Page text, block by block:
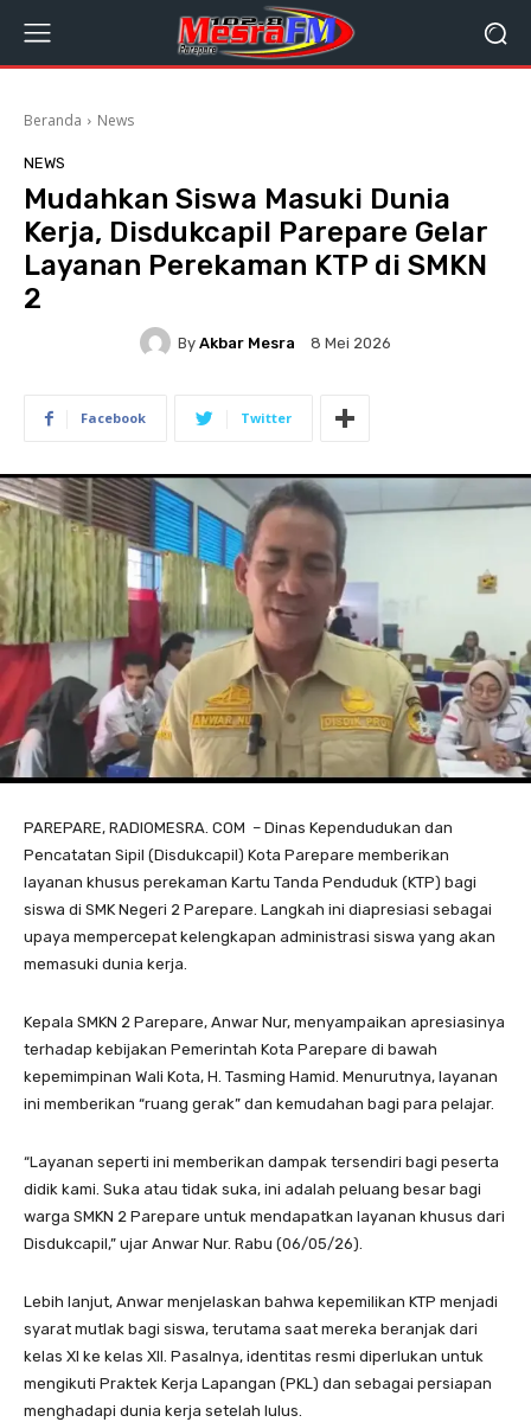
Beranda News
NEWS
Mudahkan Siswa Masuki Dunia
Kerja, Disdukcapil Parepare Gelar
Layanan Perekaman KTP di SMKN
2
By Akbar Mesra 8 Mei 2026
Facebook Twitter
PAREPARE, RADIOMESRA. COM – Dinas Kependudukan dan
Pencatatan Sipil (Disdukcapil) Kota Parepare memberikan
layanan khusus perekaman Kartu Tanda Penduduk (KTP) bagi
siswa di SMK Negeri 2 Parepare. Langkah ini diapresiasi sebagai
upaya mempercepat kelengkapan administrasi siswa yang akan
memasuki dunia kerja.
Kepala SMKN 2 Parepare, Anwar Nur, menyampaikan apresiasinya
terhadap kebijakan Pemerintah Kota Parepare di bawah
kepemimpinan Wali Kota, H. Tasming Hamid. Menurutnya, layanan
ini memberikan “ruang gerak” dan kemudahan bagi para pelajar.
“Layanan seperti ini memberikan dampak tersendiri bagi peserta
didik kami. Suka atau tidak suka, ini adalah peluang besar bagi
warga SMKN 2 Parepare untuk mendapatkan layanan khusus dari
Disdukcapil,” ujar Anwar Nur. Rabu (06/05/26).
Lebih lanjut, Anwar menjelaskan bahwa kepemilikan KTP menjadi
syarat mutlak bagi siswa, terutama saat mereka beranjak dari
kelas XI ke kelas XII. Pasalnya, identitas resmi diperlukan untuk
mengikuti Praktek Kerja Lapangan (PKL) dan sebagai persiapan
menghadapi dunia kerja setelah lulus.